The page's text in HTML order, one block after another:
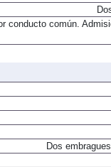
conducto común.
Dos